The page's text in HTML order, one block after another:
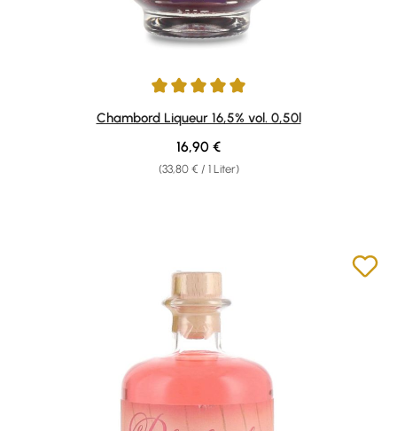
Durchschnittliche Bewertung von 5 von 5 Sternen
Chambord Liqueur 16,5% vol. 0,50l
(33,80 € / 1 Liter)
Regulärer Preis:
16,90 €